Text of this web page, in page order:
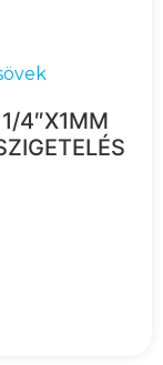
4″X1MM